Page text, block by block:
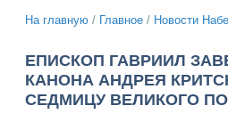
На главную / Главное / Новости
ЕПИСКОП ГАВРИИЛ
КАНОНА АНДРЕЯ
СЕДМИЦУ ВЕЛИКОГО